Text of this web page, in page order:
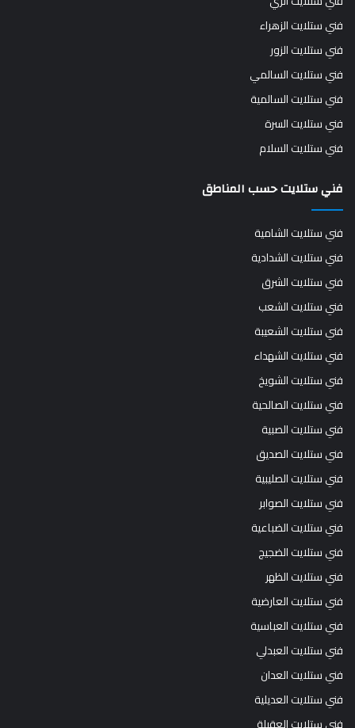
فني ستلايت الزهراء
فني ستلايت الزور
فني ستلايت السالمي
فني ستلايت السالمية
فني ستلايت السرة
فني ستلايت السلام
فني ستلايت حسب المناطق
فني ستلايت الشامية
فني ستلايت الشدادية
فني ستلايت الشرق
فني ستلايت الشعب
فني ستلايت الشعيبة
فني ستلايت الشهداء
فني ستلايت الشويخ
فني ستلايت الصالحية
فني ستلايت الصبية
فني ستلايت الصديق
فني ستلايت الصليبية
فني ستلايت الصوابر
فني ستلايت الضباعية
فني ستلايت الضجيج
فني ستلايت الظهر
فني ستلايت العارضية
فني ستلايت العباسية
فني ستلايت العبدلي
فني ستلايت العدان
فني ستلايت العديلية